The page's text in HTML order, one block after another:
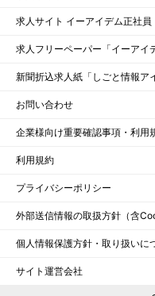
求人サイト イーアイデム正社員
求人フリーペーパー「イーアイ
新聞折込求人紙「しごと情報ア
お問い合わせ
企業様向け重要確認事項・利用
利用規約
プライバシーポリシー
外部送信情報の取扱方針（含
個人情報保護方針・取り扱いに
サイト運営会社